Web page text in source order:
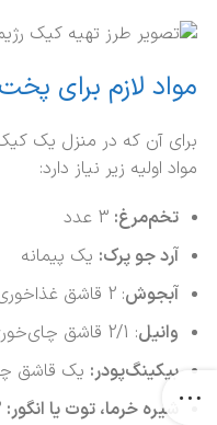
مواد لازم برای
برای آن که در منزل یک
مواد اولیه زیر نیاز دارد:
تخم‌مرغ:
آرد جو پرک: یک پیمانه
آبجوش: 2 قاشق غذاخوری
وانیل: 2/1 قاشق چای‌خوری
بیکینگ‌پودر: یک قاشق
شیره خرما، توت یا انگور: